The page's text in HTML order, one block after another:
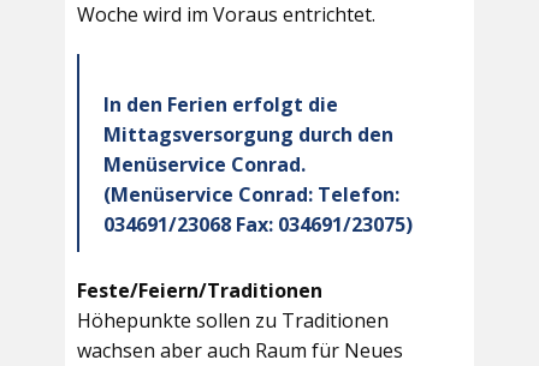
Woche wird im Voraus entrichtet.
In den Ferien erfolgt die
Mittagsversorgung durch den
Menüservice Conrad.
(Menüservice Conrad: Telefon:
034691/23068 Fax: 034691/23075)
Feste/Feiern/Traditionen
Höhepunkte sollen zu Traditionen
wachsen aber auch Raum für Neues